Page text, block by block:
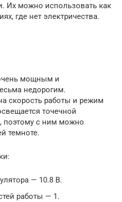
Их можно использовать как
где нет электричества.
мощным и
недорогим.
скорость работы и режим
точечной
поэтому с ним можно
темноте.
— 10.8 В.
работы — 1.